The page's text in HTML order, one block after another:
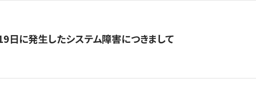
日に発生したシステム障害につきまして